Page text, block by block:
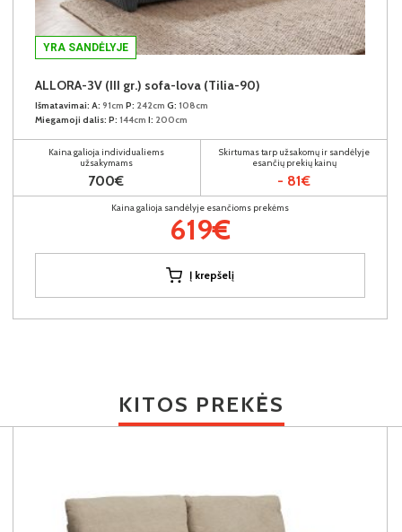
YRA SANDĖLYJE
ALLORA-3V (III gr.) sofa-lova (Tilia-90)
Išmatavimai: A: 91cm P: 242cm G: 108cm
Miegamoji dalis: P: 144cm I: 200cm
Kaina galioja individualiems
užsakymams
700€
Skirtumas tarp užsakomų ir sandėlyje
esančių prekių kainų
- 81€
Kaina galioja sandėlyje esančioms prekėms
619€
Į krepšelį
KITOS PREKĖS